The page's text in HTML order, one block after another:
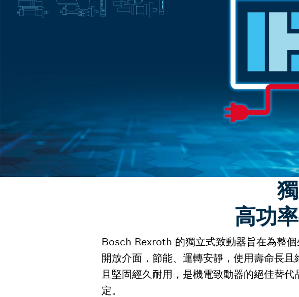
高功
Bosch Rexroth 的獨立式致動器旨在為整
開放介面，節能、運轉安靜，使用壽命長
且堅固經久耐用，是機電致動器的絕佳替
定。